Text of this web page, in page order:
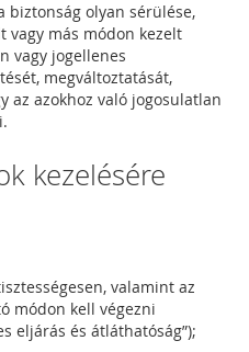
biztonság olyan sérülése,
vagy más módon kezelt
vagy jogellenes
megváltoztatását,
az azokhoz való jogosulatlan
kezelésére
valamint az
módon kell végezni
eljárás és átláthatóság”);